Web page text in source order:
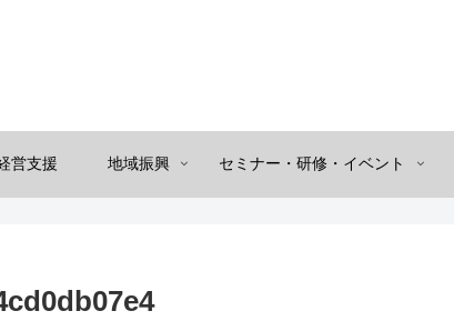
営支援 地域振興 セミナー・研修・イベント